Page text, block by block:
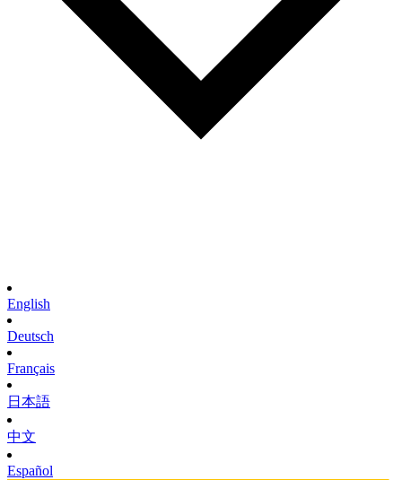
English
Deutsch
Français
日本語
中文
Español